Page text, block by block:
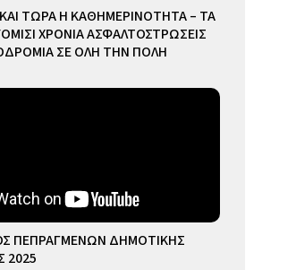
ΤΩΡΑ Η ΚΑΘΗΜΕΡΙΝΟΤΗΤΑ – ΤΑ
ΧΡΟΝΙΑ ΑΣΦΑΛΤΟΣΤΡΩΣΕΙΣ
ΣΕ ΟΛΗ ΤΗΝ ΠΟΛΗ
ΠΕΠΡΑΓΜΕΝΩΝ ΔΗΜΟΤΙΚΗΣ
2025